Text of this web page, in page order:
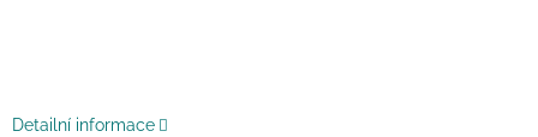
Detailní informace